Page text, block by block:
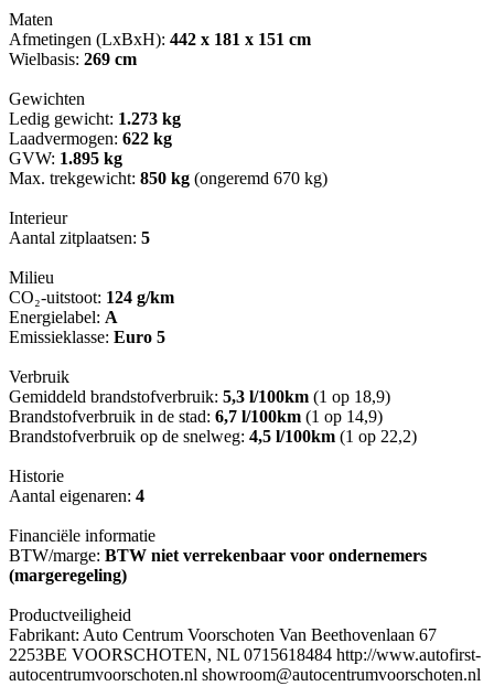
Maten
Afmetingen (LxBxH): 442 x 181 x 151 cm
Wielbasis: 269 cm
Gewichten
Ledig gewicht: 1.273 kg
Laadvermogen: 622 kg
GVW: 1.895 kg
Max. trekgewicht: 850 kg (ongeremd 670 kg)
Interieur
Aantal zitplaatsen: 5
Milieu
CO₂-uitstoot: 124 g/km
Energielabel: A
Emissieklasse: Euro 5
Verbruik
Gemiddeld brandstofverbruik: 5,3 l/100km (1 op 18,9)
Brandstofverbruik in de stad: 6,7 l/100km (1 op 14,9)
Brandstofverbruik op de snelweg: 4,5 l/100km (1 op 22,2)
Historie
Aantal eigenaren: 4
Financiële informatie
BTW/marge: BTW niet verrekenbaar voor ondernemers
(margeregeling)
Productveiligheid
Fabrikant: Auto Centrum Voorschoten Van Beethovenlaan 67
2253BE VOORSCHOTEN, NL 0715618484 http://www.autofirst-
autocentrumvoorschoten.nl showroom@autocentrumvoorschoten.nl